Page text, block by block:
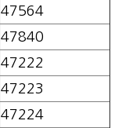
47564
47840
47222
47223
47224